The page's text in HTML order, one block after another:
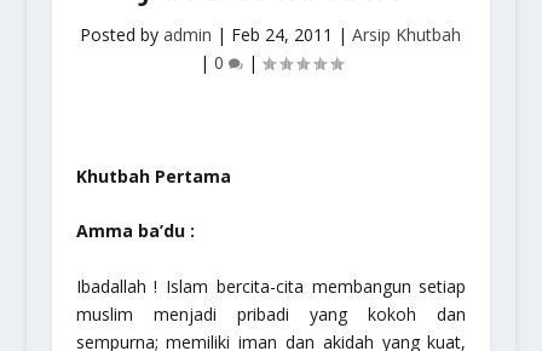
Posted byadmin | Feb 24, 2011 |Arsip Khutbah
| 0 |
Khutbah Pertama
Amma ba’du :
Ibadallah ! Islam bercita-cita membangun setiap
muslim menjadi pribadi yang kokoh dan
sempurna; memiliki iman dan akidah yang kuat,